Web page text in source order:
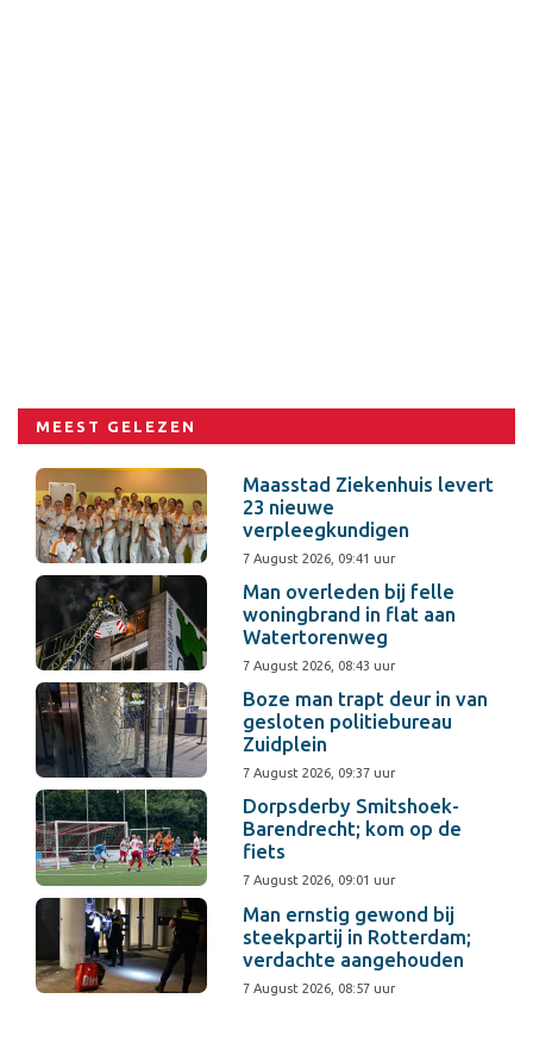
MEEST GELEZEN
Maasstad Ziekenhuis levert
23 nieuwe
verpleegkundigen
7 August 2026, 09:41 uur
Man overleden bij felle
woningbrand in flat aan
Watertorenweg
7 August 2026, 08:43 uur
Boze man trapt deur in van
gesloten politiebureau
Zuidplein
7 August 2026, 09:37 uur
Dorpsderby Smitshoek-
Barendrecht; kom op de
fiets
7 August 2026, 09:01 uur
Man ernstig gewond bij
steekpartij in Rotterdam;
verdachte aangehouden
7 August 2026, 08:57 uur